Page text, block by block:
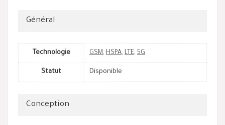
Général
Technologie GSM, HSPA, LTE, 5G
Statut Disponible
Conception